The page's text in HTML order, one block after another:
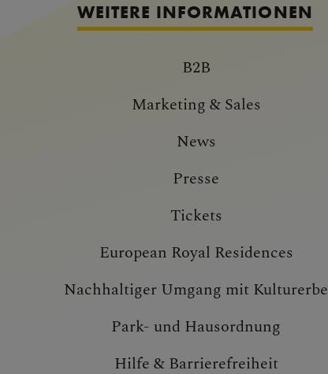
WEITERE INFORMATIONEN
B2B
Marketing & Sales
News
Presse
Tickets
European Royal Residences
Nachhaltiger Umgang mit Kulturerbe
Park- und Hausordnung
Hilfe & Barrierefreiheit